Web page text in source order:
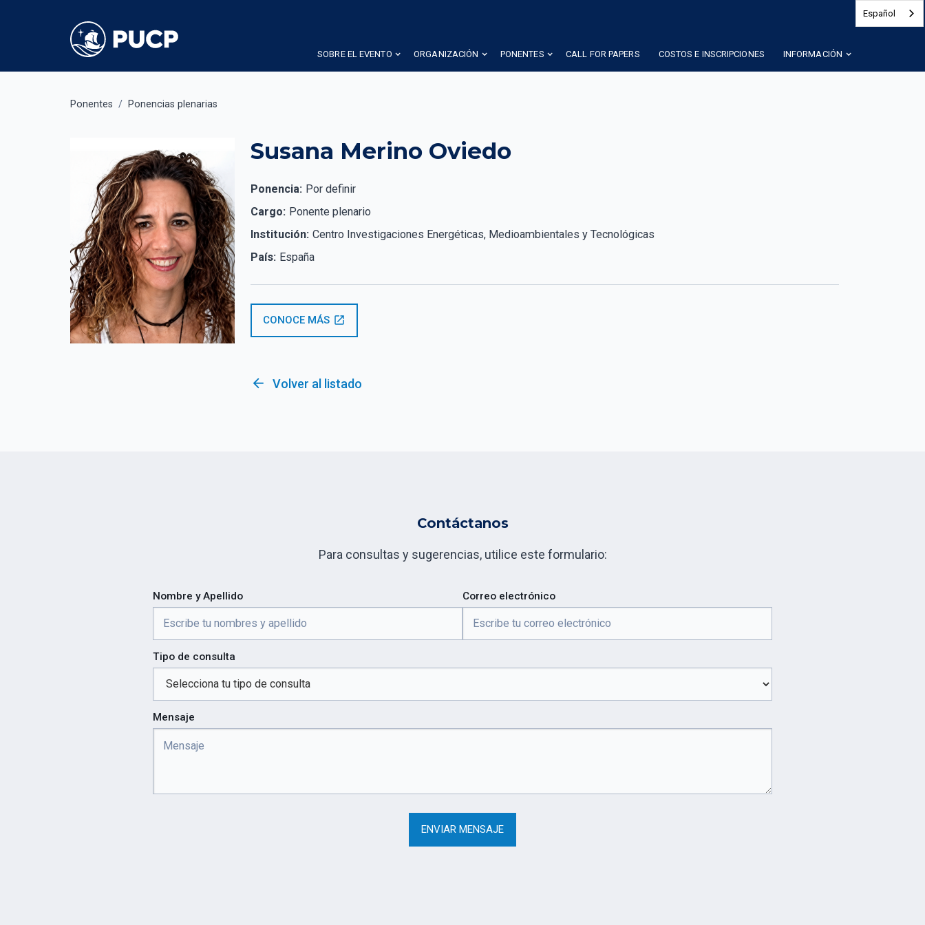
SOBRE EL EVENTO ORGANIZACIÓN PONENTES CALL FOR PAPERS COSTOS E INSCRIPCIONES INFORMACIÓN
Español
Ponentes / Ponencias plenarias
Susana Merino Oviedo
Ponencia: Por definir
Cargo: Ponente plenario
Institución: Centro Investigaciones Energéticas, Medioambientales y Tecnológicas
País: España
CONOCE MÁS open_in_new
arrow_back Volver al listado
Contáctanos
Para consultas y sugerencias, utilice este formulario:
Nombre y Apellido Correo electrónico
Tipo de consulta
Mensaje